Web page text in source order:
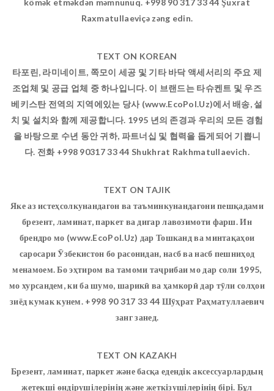
kömək etməkdən məmnunuq. +998 90 317 33 44 Şuxrat
Raxmatullaeviçə zəng edin.
TEXT ON KOREAN
타포린, 라미네이트, 쪽모이 세공 및 기타 바닥 액세서리의 주요 제
조업체 및 공급 업체 중 하나입니다. 이 브랜드는 타슈켄트 및 우즈
베키스탄 전역의 지역에있는 당사 (www.EcoPol.Uz)에서 배송, 설
치 및 설치와 함께 제공합니다. 1995 년의 존경과 우리의 모든 경험
을 바탕으로 수년 동안 귀하, 파트너십 및 협력을 돕게되어 기쁩니
다. 전화 +998 90317 33 44 Shukhrat Rakhmatullaevich.
TEXT ON TAJIK
Яке аз истеҳсолкунандагон ва таъминкунандагони пешқадами
брезент, ламинат, паркет ва дигар лавозимоти фарш. Ин
брендро мо (www.EcoPol.Uz) дар Тошканд ва минтақаҳои
саросари Ӯзбекистон бо расонидан, насб ва насб пешниҳод
менамоем. Бо эҳтиром ва тамоми таҷрибаи мо дар соли 1995,
мо хурсандем, ки ба шумо, шарикӣ ва ҳамкорӣ дар тӯли солҳои
зиёд кумак кунем. +998 90 317 33 44 Шӯҳрат Раҳматуллаевич
занг занед.
TEXT ON KAZAKH
Брезент, ламинат, паркет және басқа едендік аксессуарлардың
жетекші өндірушілерінің және жеткізушілерінің бірі. Бұл